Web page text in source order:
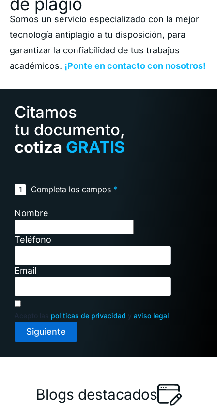
Somos un servicio especializado con la mejor
tecnología antiplagio a tu disposición, para
garantizar la confiabilidad de tus trabajos
académicos. ¡Ponte en contacto con nosotros!
Citamos
tu documento,
cotiza GRATIS
1 Completa los campos *
Nombre
Teléfono
Email
Acepto las políticas de privacidad y aviso legal.
Siguiente
Blogs destacados